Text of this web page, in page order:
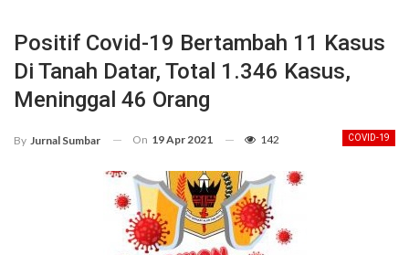
Positif Covid-19 Bertambah 11 Kasus
Di Tanah Datar, Total 1.346 Kasus,
Meninggal 46 Orang
COVID-19
By Jurnal Sumbar On 19 Apr 2021 142